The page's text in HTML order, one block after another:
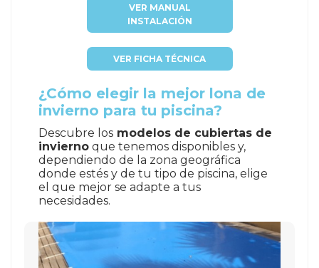
VER MANUAL
INSTALACIÓN
VER FICHA TÉCNICA
¿Cómo elegir la mejor lona de
invierno para tu piscina?
Descubre los modelos de cubiertas de
invierno que tenemos disponibles y,
dependiendo de la zona geográfica
donde estés y de tu tipo de piscina, elige
el que mejor se adapte a tus
necesidades.